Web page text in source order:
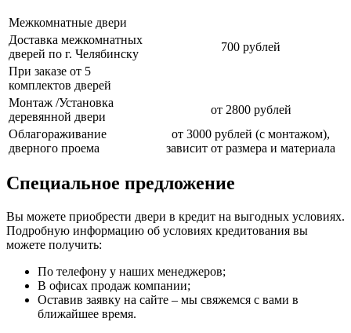
Межкомнатные двери
Доставка межкомнатных
дверей по г. Челябинску
700 рублей
При заказе от 5
комплектов дверей
Монтаж /Установка
деревянной двери
от 2800 рублей
Облагораживание
дверного проема
от 3000 рублей (с монтажом),
зависит от размера и материала
Специальное предложение
Вы можете приобрести двери в кредит на выгодных условиях.
Подробную информацию об условиях кредитования вы
можете получить:
По телефону у наших менеджеров;
В офисах продаж компании;
Оставив заявку на сайте – мы свяжемся с вами в
ближайшее время.